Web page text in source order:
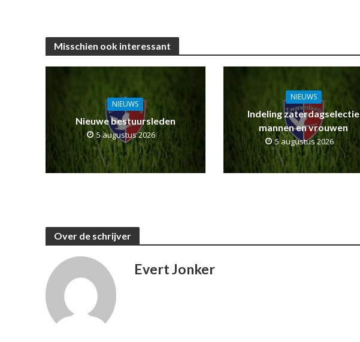
Misschien ook interessant
NIEUWS
Nieuwe bestuursleden
5 augustus 2026
NIEUWS
Indeling zaterdagselectie
mannen en vrouwen
5 augustus 2026
Over de schrijver
Evert Jonker